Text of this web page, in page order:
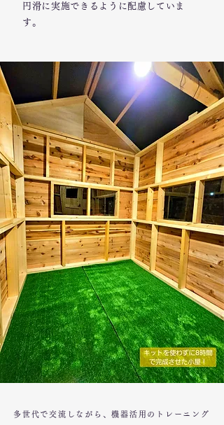
円滑に実施できるように配慮していま
す。
多世代で交流しながら、機器活用のトレーニング